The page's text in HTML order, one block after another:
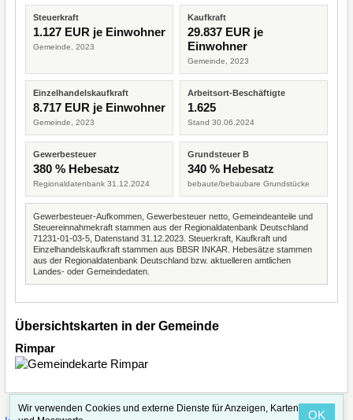
Steuerkraft
1.127 EUR je Einwohner
Gemeinde, 2023
Kaufkraft
29.837 EUR je
Einwohner
Gemeinde, 2023
Einzelhandelskaufkraft
8.717 EUR je Einwohner
Gemeinde, 2023
Arbeitsort-Beschäftigte
1.625
Stand 30.06.2024
Gewerbesteuer
380 % Hebesatz
Regionaldatenbank 31.12.2024
Grundsteuer B
340 % Hebesatz
bebaute/bebaubare Grundstücke
Gewerbesteuer-Aufkommen, Gewerbesteuer netto, Gemeindeanteile und
Steuereinnahmekraft stammen aus der Regionaldatenbank Deutschland
71231-01-03-5, Datenstand 31.12.2023. Steuerkraft, Kaufkraft und
Einzelhandelskaufkraft stammen aus BBSR INKAR. Hebesätze stammen
aus der Regionaldatenbank Deutschland bzw. aktuelleren amtlichen
Landes- oder Gemeindedaten.
Übersichtskarten in der Gemeinde
Rimpar
Wir verwenden Cookies und externe Dienste für Anzeigen, Karten
OK